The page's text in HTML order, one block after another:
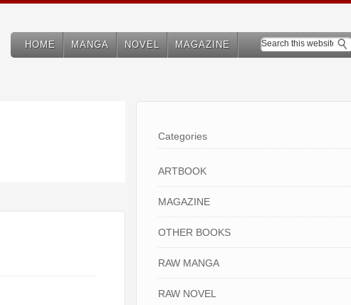
HOME MANGA NOVEL MAGAZINE
Categories
ARTBOOK
MAGAZINE
OTHER BOOKS
RAW MANGA
RAW NOVEL